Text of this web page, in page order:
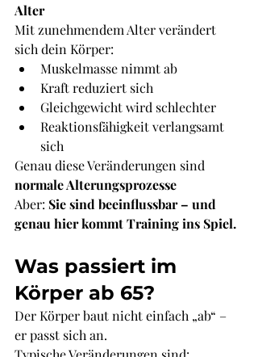
Alter
Mit zunehmendem Alter verändert
sich dein Körper:
Muskelmasse nimmt ab
Kraft reduziert sich
Gleichgewicht wird schlechter
Reaktionsfähigkeit verlangsamt
sich
Genau diese Veränderungen sind
normale Alterungsprozesse
Aber: Sie sind beeinflussbar – und
genau hier kommt Training ins Spiel.
Was passiert im
Körper ab 65?
Der Körper baut nicht einfach „ab“ –
er passt sich an.